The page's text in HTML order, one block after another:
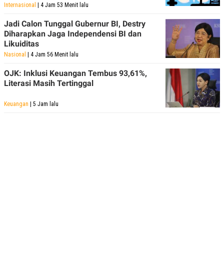
Internasional | 4 Jam 53 Menit lalu
Jadi Calon Tunggal Gubernur BI, Destry
Diharapkan Jaga Independensi BI dan
Likuiditas
Nasional | 4 Jam 56 Menit lalu
OJK: Inklusi Keuangan Tembus 93,61%,
Literasi Masih Tertinggal
Keuangan | 5 Jam lalu